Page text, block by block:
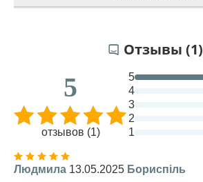
Отзывы (1)
5
отзывов (1)
5
4
3
2
1
Людмила 13.05.2025 Бориспіль